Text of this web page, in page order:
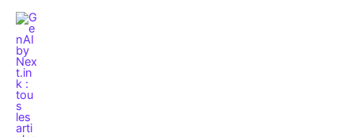
Aller
contenu